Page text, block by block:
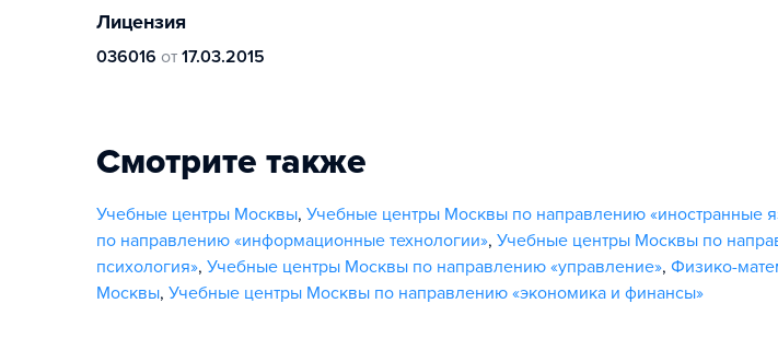
Лицензия
036016 от 17.03.2015
Смотрите также
Учебные центры Москвы, Учебные центры Москвы по направлению «иностранные
по направлению «информационные технологии», Учебные центры Москвы по
психология», Учебные центры Москвы по направлению «управление», Физико-
Москвы, Учебные центры Москвы по направлению «экономика и финансы»